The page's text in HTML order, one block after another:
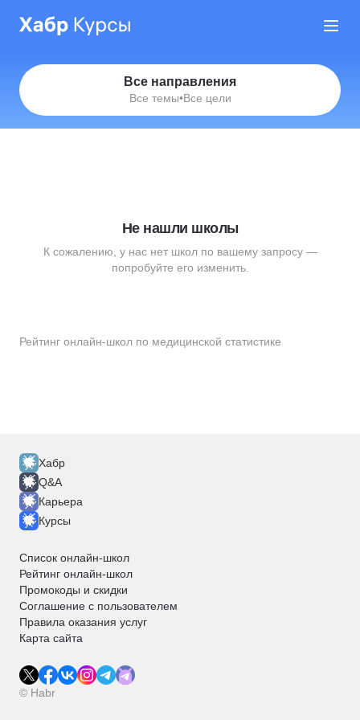
Все направления
Все темы•Все цели
Рейтинг онлайн-школ по медицинской статистике
Не нашли школы
К сожалению, у нас нет школ по вашему запросу —
попробуйте его изменить.
Хабр
Q&A
Карьера
Курсы
Список онлайн-школ
Рейтинг онлайн-школ
Промокоды и скидки
Соглашение с пользователем
Правила оказания услуг
Карта сайта
© Habr